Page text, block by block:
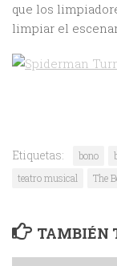
que los
limpiar el
Etiquetas: bono
teatro musical
The
TAMBIÉN